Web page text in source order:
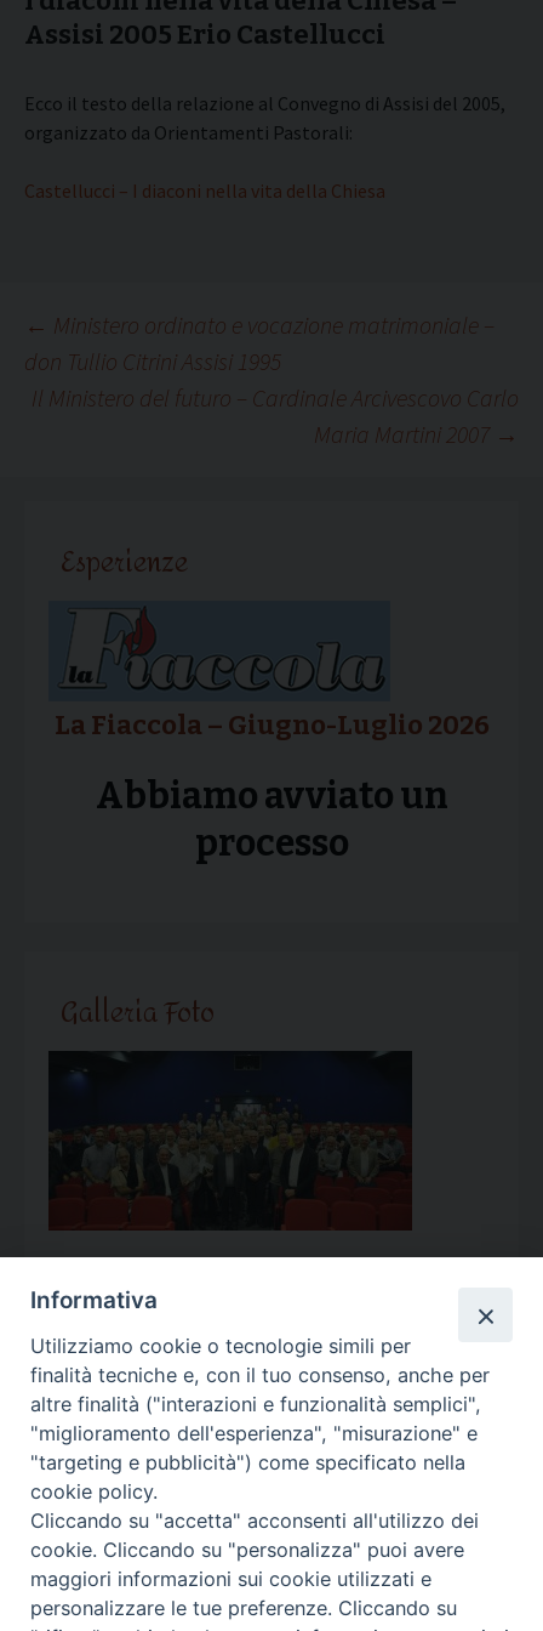
Assisi 2005 Erio Castellucci
Ecco il testo della relazione al Convegno di Assisi del 2005,
organizzato da Orientamenti Pastorali:
Castellucci – I diaconi nella vita della Chiesa
Navigazione
articolo
← Ministero ordinato e vocazione matrimoniale –
don Tullio Citrini Assisi 1995
Il Ministero del futuro – Cardinale Arcivescovo Carlo
Maria Martini 2007 →
Esperienze
La Fiaccola – Giugno-Luglio 2026
Abbiamo avviato un
processo
Galleria Foto
Calendario Appuntamenti
<< Ago 2026 >>
l m m g v s
d
27
28
3
4 5 6 7 8
9
10
11 12 13 14 15
Informativa
Utilizziamo cookie o tecnologie simili per
finalità tecniche e, con il tuo consenso, anche per
altre finalità ("interazioni e funzionalità semplici",
"miglioramento dell'esperienza", "misurazione" e
"targeting e pubblicità") come specificato nella
cookie policy.
Cliccando su "accetta" acconsenti all'utilizzo dei
cookie. Cliccando su "personalizza" puoi avere
maggiori informazioni sui cookie utilizzati e
personalizzare le tue preferenze. Cliccando su